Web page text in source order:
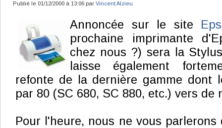
Publié le 01/12/2000 à 13:06 par Vincent Alzieu
Annoncée sur le site
prochaine imprimante
chez nous ?) sera la
laisse également
refonte de la dernière gamme dont
par 80 (SC 680, SC 880, etc.) vers de
Pour l'heure, nous ne vous